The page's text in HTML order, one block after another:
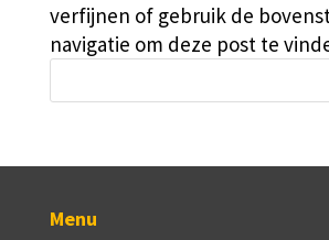
verfijnen of gebruik de
navigatie om deze post te
Menu